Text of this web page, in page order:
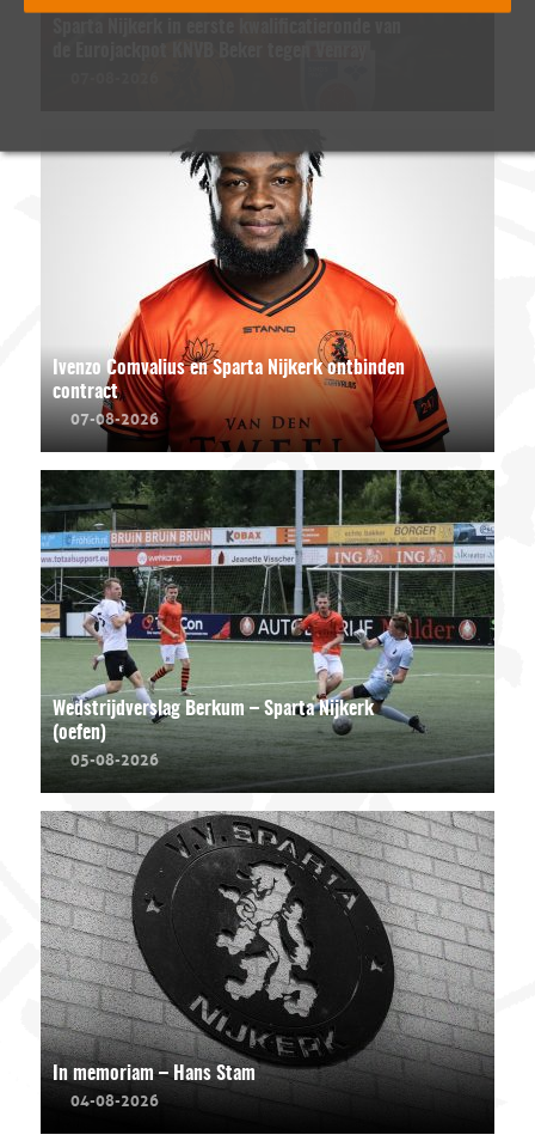
Ivenzo Comvalius en Sparta Nijkerk ontbinden
contract
07-08-2026
Wedstrijdverslag Berkum – Sparta Nijkerk
(oefen)
05-08-2026
In memoriam – Hans Stam
04-08-2026